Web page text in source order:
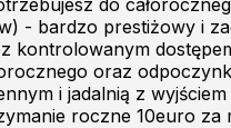
- bardzo prestiżowy i
oraz
i jadalnią z
roczne 10euro za